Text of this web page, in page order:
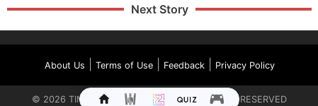
Next Story
About Us Terms of Use| Feedback| Privacy Policy
© 2026 TIMES INTERNET LIMITED. ALL RIGHTS RESERVED